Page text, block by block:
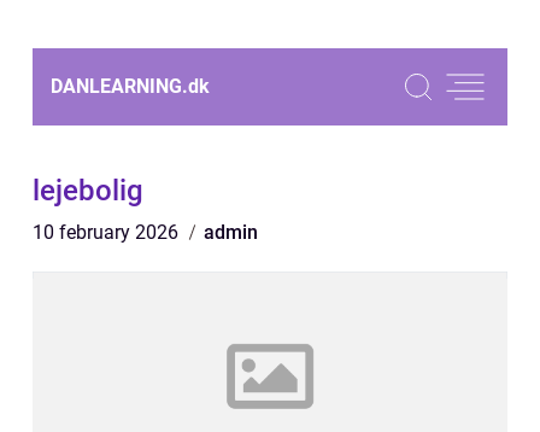
DANLEARNING.dk
lejebolig
10 february 2026 admin